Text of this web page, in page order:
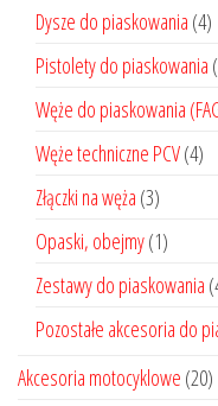
Dysze do piaskowania (4)
Pistolety do piaskowania
Węże do piaskowania
Węże techniczne PCV(4)
Złączki na węża (3)
Opaski, obejmy(1)
Zestawy do piaskowania
Pozostałe akcesoria do
Akcesoria motocyklowe (20)